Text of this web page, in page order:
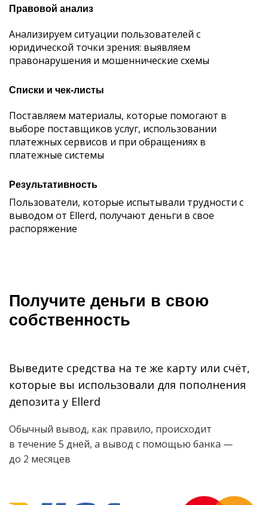
Правовой анализ
Анализируем ситуации пользователей с
юридической точки зрения: выявляем
правонарушения и мошеннические схемы
Списки и чек-листы
Поставляем материалы, которые помогают в
выборе поставщиков услуг, использовании
платежных сервисов и при обращениях в
платежные системы
Результативность
Пользователи, которые испытывали трудности с
выводом от Ellerd, получают деньги в свое
распоряжение
Получите деньги в свою
собственность
Выведите средства на те же карту или счёт,
которые вы использовали для пополнения
депозита у Ellerd
Обычный вывод, как правило, происходит
в течение 5 дней, а вывод с помощью банка —
до 2 месяцев